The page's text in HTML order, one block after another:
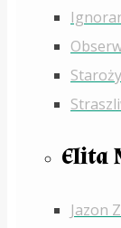
Elita
Jazon